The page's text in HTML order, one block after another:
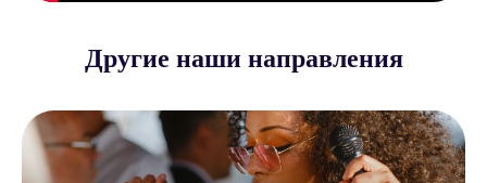
Другие наши направления